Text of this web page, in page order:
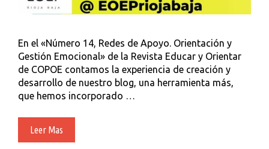
En el «Número 14, Redes de Apoyo. Orientación y
Gestión Emocional» de la Revista Educar y Orientar
de COPOE contamos la experiencia de creación y
desarrollo de nuestro blog, una herramienta más,
que hemos incorporado …
Leer Mas
Y